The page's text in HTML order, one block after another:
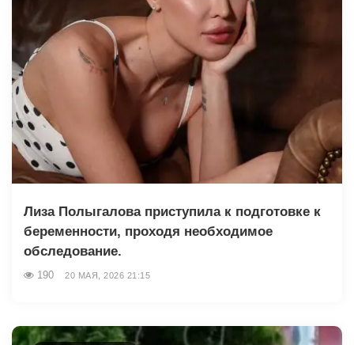
Лиза Полыгалова приступила к подготовке к
беременности, проходя необходимое
обследование.
190 20 МАЯ, 2026 21:15